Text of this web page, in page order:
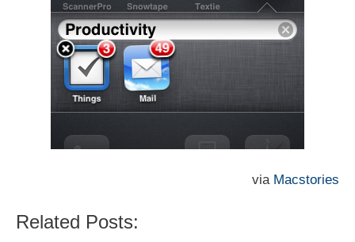
via Macstories
Related Posts: